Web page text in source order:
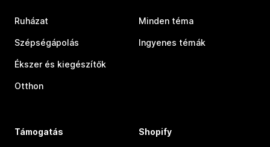
Ruházat
Szépségápolás
Ékszer és kiegészítők
Otthon
Minden téma
Ingyenes témák
Támogatás Shopify